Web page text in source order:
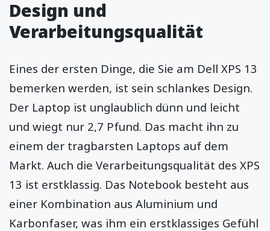
Design und
Verarbeitungsqualität
Eines der ersten Dinge, die Sie am Dell XPS 13
bemerken werden, ist sein schlankes Design.
Der Laptop ist unglaublich dünn und leicht
und wiegt nur 2,7 Pfund. Das macht ihn zu
einem der tragbarsten Laptops auf dem
Markt. Auch die Verarbeitungsqualität des XPS
13 ist erstklassig. Das Notebook besteht aus
einer Kombination aus Aluminium und
Karbonfaser, was ihm ein erstklassiges Gefühl